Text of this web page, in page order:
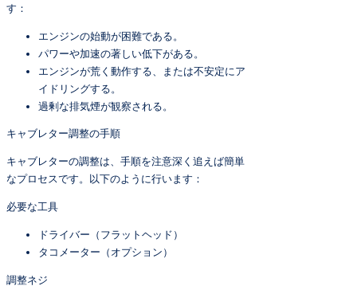
す：
エンジンの始動が困難である。
パワーや加速の著しい低下がある。
エンジンが荒く動作する、または不安定にア
イドリングする。
過剰な排気煙が観察される。
キャブレター調整の手順
キャブレターの調整は、手順を注意深く追えば簡単
なプロセスです。以下のように行います：
必要な工具
ドライバー（フラットヘッド）
タコメーター（オプション）
調整ネジ